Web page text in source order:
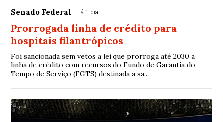
Senado Federal Há 1 dia
Prorrogada linha de crédito para
hospitais filantrópicos
Foi sancionada sem vetos a lei que prorroga até 2030 a
linha de crédito com recursos do Fundo de Garantia do
Tempo de Serviço (FGTS) destinada a sa...